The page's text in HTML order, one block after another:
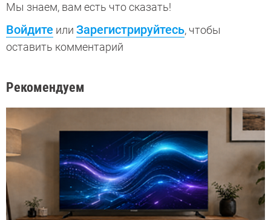
Мы знаем, вам есть что сказать!
Войдите или Зарегистрируйтесь, чтобы
оставить комментарий
Рекомендуем